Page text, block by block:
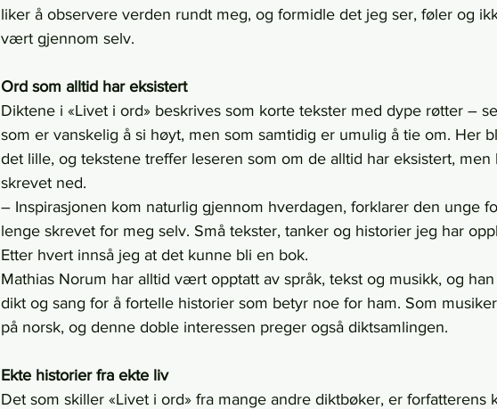
liker å observere verden rundt meg, og formidle det jeg ser, føler og
vært gjennom selv.
Ord som alltid har eksistert
Diktene i «Livet i ord» beskrives som korte tekster med dype røtter –
som er vanskelig å si høyt, men som samtidig er umulig å tie om. Her
det lille, og tekstene treffer leseren som om de alltid har eksistert, men
skrevet ned.
– Inspirasjonen kom naturlig gjennom hverdagen, forklarer den unge
lenge skrevet for meg selv. Små tekster, tanker og historier jeg har
Etter hvert innså jeg at det kunne bli en bok.
Mathias Norum har alltid vært opptatt av språk, tekst og musikk, og
dikt og sang for å fortelle historier som betyr noe for ham. Som
på norsk, og denne doble interessen preger også diktsamlingen.
Ekte historier fra ekte liv
Det som skiller «Livet i ord» fra mange andre diktbøker, er forfatterens